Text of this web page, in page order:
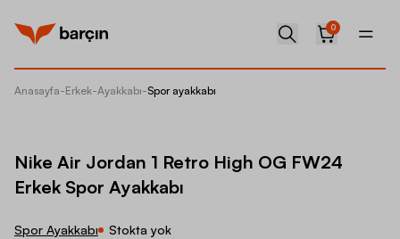
0
Anasayfa-Erkek-Ayakkabı-Spor ayakkabı
Nike Air Jordan 1 Retro High OG FW24
Erkek Spor Ayakkabı
Spor Ayakkabı Stokta yok